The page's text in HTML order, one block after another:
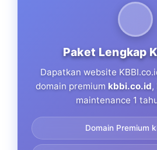
Paket Lengkap
Dapatkan website
domain premium kbbi.co.id,
maintenance 1
Domain Premium